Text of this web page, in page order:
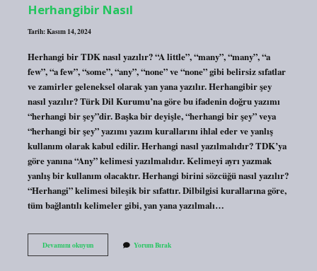
Herhangibir Nasıl
Tarih: Kasım 14, 2024
Herhangi bir TDK nasıl yazılır? “A little”, “many”, “many”, “a
few”, “a few”, “some”, “any”, “none” ve “none” gibi belirsiz sıfatlar
ve zamirler geleneksel olarak yan yana yazılır. Herhangibir şey
nasıl yazılır? Türk Dil Kurumu’na göre bu ifadenin doğru yazımı
“herhangi bir şey”dir. Başka bir deyişle, “herhangi bir şey” veya
“herhangi bir şey” yazımı yazım kurallarını ihlal eder ve yanlış
kullanım olarak kabul edilir. Herhangi nasıl yazılmalıdır? TDK’ya
göre yanına “Any” kelimesi yazılmalıdır. Kelimeyi ayrı yazmak
yanlış bir kullanım olacaktır. Herhangi birini sözcüğü nasıl yazılır?
“Herhangi” kelimesi bileşik bir sıfattır. Dilbilgisi kurallarına göre,
tüm bağlantılı kelimeler gibi, yan yana yazılmalı…
Devamını okuyunHerhangibir
Nasıl
Yorum Bırak